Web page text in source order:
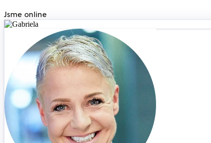
Jsme online